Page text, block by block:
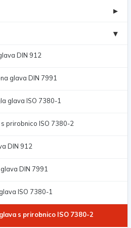
▸
▾
DIN 912
glava DIN 7991
glava ISO 7380-1
prirobnico ISO 7380-2
DIN 912
DIN 7991
ISO 7380-1
s prirobnico ISO 7380-2